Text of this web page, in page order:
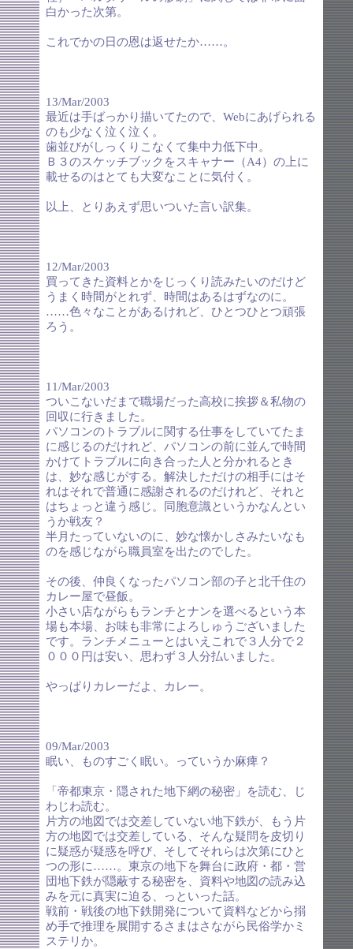
白かった次第。
これでかの日の恩は返せたか……。
13/Mar/2003
最近は手ばっかり描いてたので、Webにあげられる
のも少なく泣く泣く。
歯並びがしっくりこなくて集中力低下中。
Ｂ３のスケッチブックをスキャナー（A4）の上に
載せるのはとても大変なことに気付く。
以上、とりあえず思いついた言い訳集。
12/Mar/2003
買ってきた資料とかをじっくり読みたいのだけど
うまく時間がとれず、時間はあるはずなのに。
……色々なことがあるけれど、ひとつひとつ頑張
ろう。
11/Mar/2003
ついこないだまで職場だった高校に挨拶＆私物の
回収に行きました。
パソコンのトラブルに関する仕事をしていてたま
に感じるのだけれど、パソコンの前に並んで時間
かけてトラブルに向き合った人と分かれるとき
は、妙な感じがする。解決しただけの相手にはそ
れはそれで普通に感謝されるのだけれど、それと
はちょっと違う感じ。同胞意識というかなんとい
うか戦友？
半月たっていないのに、妙な懐かしさみたいなも
のを感じながら職員室を出たのでした。
その後、仲良くなったパソコン部の子と北千住の
カレー屋で昼飯。
小さい店ながらもランチとナンを選べるという本
場も本場、お味も非常によろしゅうございました
です。ランチメニューとはいえこれで３人分で２
０００円は安い、思わず３人分払いました。
やっぱりカレーだよ、カレー。
09/Mar/2003
眠い、ものすごく眠い。っていうか麻痺？
「帝都東京・隠された地下網の秘密」を読む、じ
わじわ読む。
片方の地図では交差していない地下鉄が、もう片
方の地図では交差している、そんな疑問を皮切り
に疑惑が疑惑を呼び、そしてそれらは次第にひと
つの形に……。東京の地下を舞台に政府・都・営
団地下鉄が隠蔽する秘密を、資料や地図の読み込
みを元に真実に迫る、っといった話。
戦前・戦後の地下鉄開発について資料などから搦
め手で推理を展開するさまはさながら民俗学かミ
ステリか。